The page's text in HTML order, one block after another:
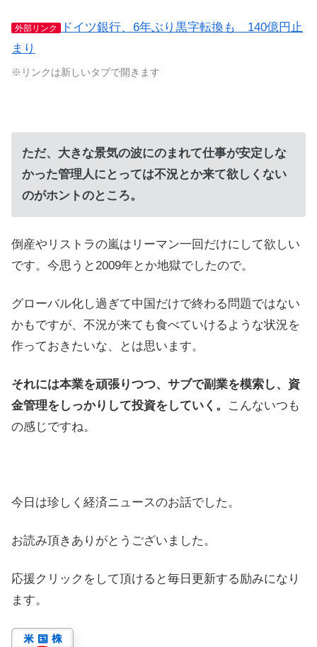
外部リンク
ドイツ銀行、6年ぶり黒字転換も 140億円止
まり
※リンクは新しいタブで開きます
ただ、大きな景気の波にのまれて仕事が安定しな
かった管理人にとっては不況とか来て欲しくない
のがホントのところ。
倒産やリストラの嵐はリーマン一回だけにして欲しい
です。今思うと2009年とか地獄でしたので。
グローバル化し過ぎて中国だけで終わる問題ではない
かもですが、不況が来ても食べていけるような状況を
作っておきたいな、とは思います。
それには本業を頑張りつつ、サブで副業を模索し、資
金管理をしっかりして投資をしていく。
こんないつも
の感じですね。
今日は珍しく経済ニュースのお話でした。
お読み頂きありがとうございました。
応援クリックをして頂けると毎日更新する励みになり
ます。